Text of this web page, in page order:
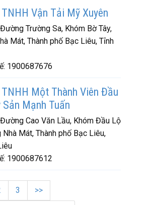
TNHH Vận Tải Mỹ Xuyên
Trường Sa, Khóm Bờ Tây,
Mát, Thành phố Bạc Liêu, Tỉnh
1900687676
TNHH Một Thành Viên Đầu
Mạnh Tuấn
Cao Văn Lầu, Khóm Đầu Lộ
Nhà Mát, Thành phố Bạc Liêu,
1900687612
3 >>